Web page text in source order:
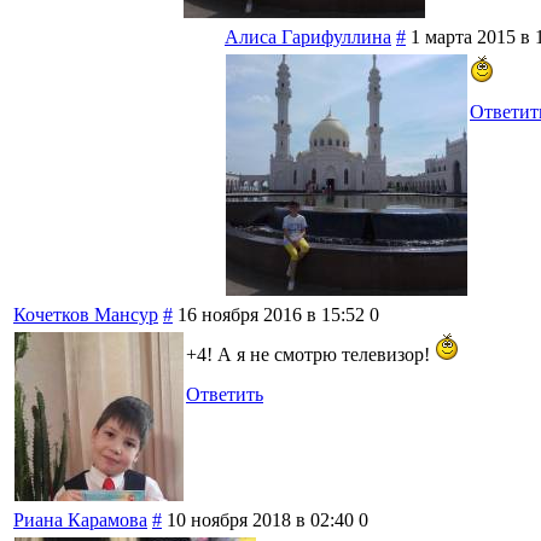
Алиса Гарифуллина # 1 марта 2015 в
Кочетков Мансур # 16 ноября 2016 в 15:52 0
+4! А я не смотрю телевизор!
Ответить
Риана Карамова # 10 ноября 2018 в 02:40 0